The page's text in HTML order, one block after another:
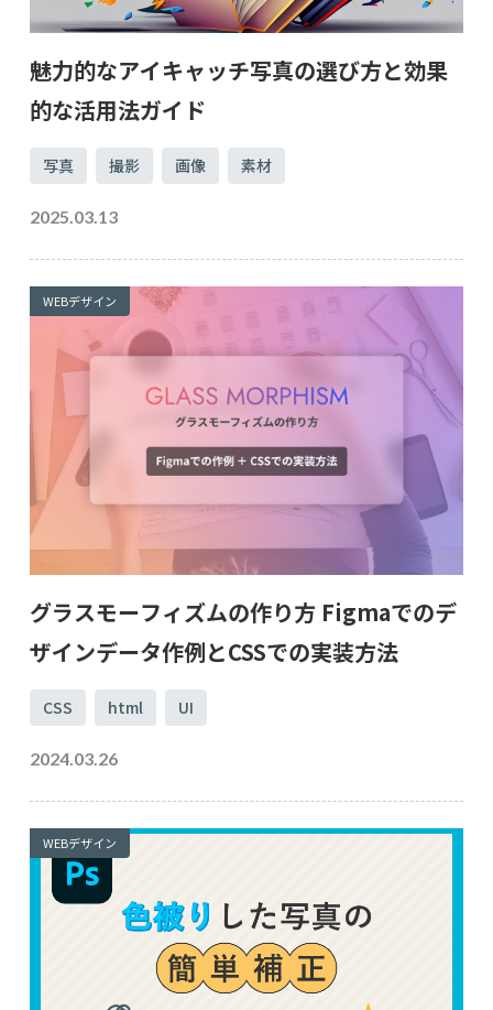
魅力的なアイキャッチ写真の選び方と効果
的な活用法ガイド
写真 撮影 画像 素材
2025.03.13
WEBデザイン
グラスモーフィズムの作り方 Figmaでのデ
ザインデータ作例とCSSでの実装方法
CSS html UI
2024.03.26
WEBデザイン